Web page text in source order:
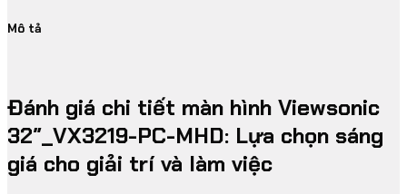
Mô tả
Đánh giá chi tiết màn hình Viewsonic
32″_VX3219-PC-MHD: Lựa chọn sáng
giá cho giải trí và làm việc